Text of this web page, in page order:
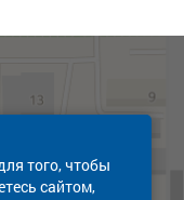
того, чтобы
сайтом,